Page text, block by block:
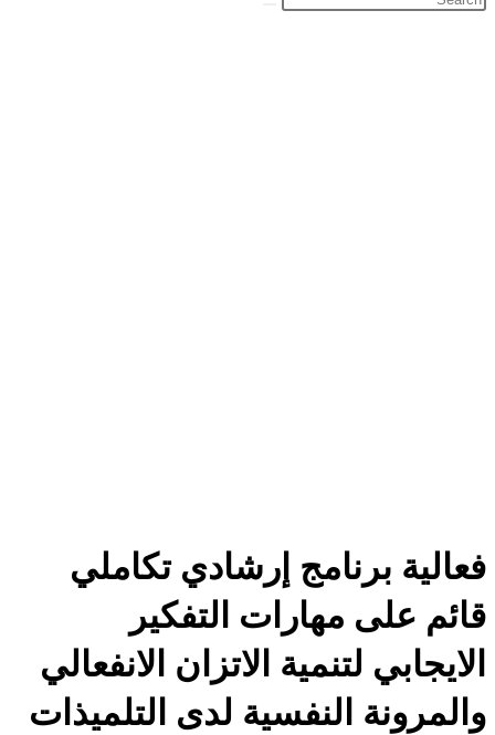
search
فعالية برنامج إرشادي تکاملي
قائم على مهارات التفکير
الايجابي لتنمية الاتزان الانفعالي
والمرونة النفسية لدى التلميذات